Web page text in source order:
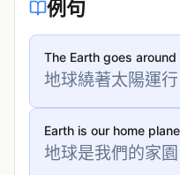
例句
The Earth goes around
地球繞著太陽運行
Earth is our home
地球是我們的家園